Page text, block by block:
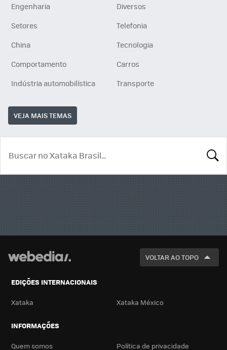
Engenharia
Diversos
Setores
Telefonia
China
Tecnologia
Comportamento
Carros
Indústria automobilística
Transporte
VEJA MAIS TEMAS
VOLTAR AO TOPO
EDIÇÕES INTERNACIONAIS
Xataka Xataka México
INFORMAÇÕES
Quem somos Política de privacidade